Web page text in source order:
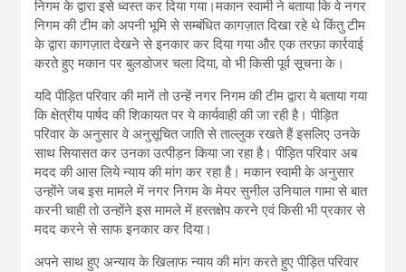
निगम के द्वारा इसे ध्वस्त कर दिया गया।मकान स्वामी ने बताया कि वे नगर
निगम की टीम को अपनी भूमि से सम्बंधित कागज़ात दिखा रहे थे किंतु टीम
के द्वारा कागज़ात देखने से इनकार कर दिया गया और एक तरफ़ा कार्रवाई
करते हुए मकान पर बुलडोजर चला दिया, वो भी किसी पूर्व सूचना के।
यदि पीड़ित परिवार की मानें तो उन्हें नगर निगम की टीम द्वारा ये बताया गया
कि क्षेत्रीय पार्षद की शिकायत पर ये कार्यवाही की जा रही है। पीड़ित
परिवार के अनुसार वे अनुसूचित जाति से ताल्लुक रखते हैं इसलिए उनके
साथ सियासत कर उनका उत्पीड़न किया जा रहा है। पीड़ित परिवार अब
मदद की आस लिये न्याय की मांग कर रहा है। मकान स्वामी के अनुसार
उन्होंने जब इस मामले में नगर निगम के मेयर सुनील उनियाल गामा से बात
करनी चाही तो उन्होंने इस मामले में हस्तक्षेप करने एवं किसी भी प्रकार से
मदद करने से साफ इनकार कर दिया।
अपने साथ हुए अन्याय के खिलाफ न्याय की मांग करते हुए पीड़ित परिवार